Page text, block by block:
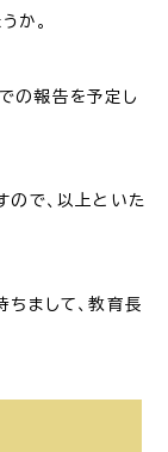
か。
の報告を予定し
ので、以上といた
ちまして、教育長